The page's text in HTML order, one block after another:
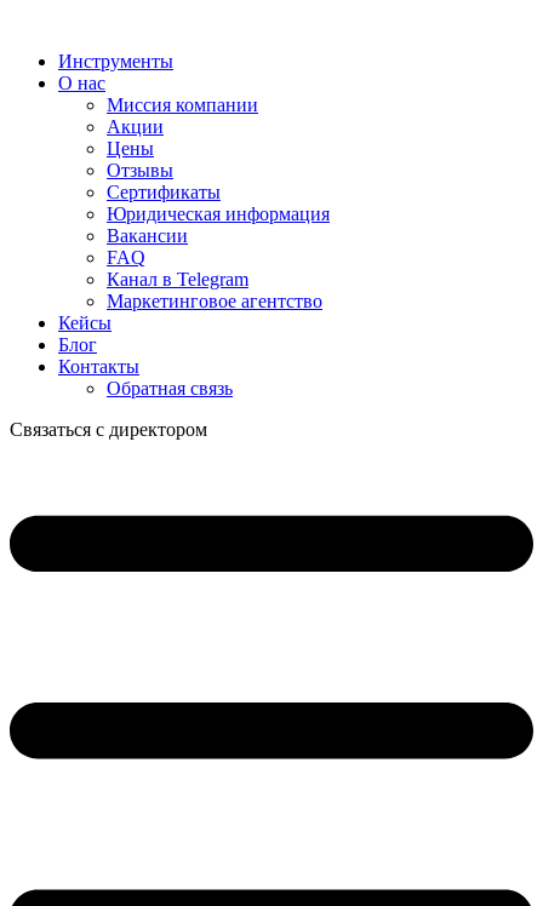
Инструменты
О нас
Миссия компании
Акции
Цены
Отзывы
Сертификаты
Юридическая информация
Вакансии
FAQ
Канал в Telegram
Маркетинговое агентство
Кейсы
Блог
Контакты
Обратная связь
Связаться с директором